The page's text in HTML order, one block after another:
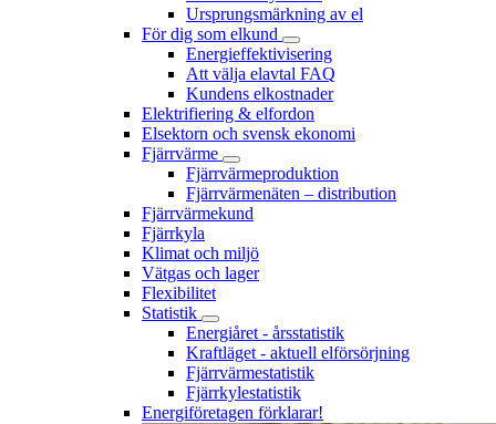
Ursprungsmärkning av el
För dig som elkund
Energieffektivisering
Att välja elavtal FAQ
Kundens elkostnader
Elektrifiering & elfordon
Elsektorn och svensk ekonomi
Fjärrvärme
Fjärrvärmeproduktion
Fjärrvärmenäten – distribution
Fjärrvärmekund
Fjärrkyla
Klimat och miljö
Vätgas och lager
Flexibilitet
Statistik
Energiåret - årsstatistik
Kraftläget - aktuell elförsörjning
Fjärrvärmestatistik
Fjärrkylestatistik
Energiföretagen förklarar!